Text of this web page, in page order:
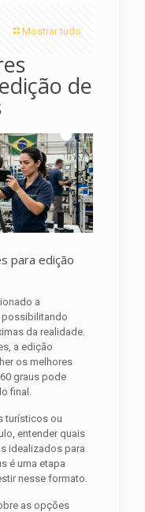
Mostrar tudo
de
para edição
a
possibilitando
da realidade.
a edição
os melhores
graus pode
final.
turísticos ou
entender quais
idealizados para
é uma etapa
nesse formato.
as opções